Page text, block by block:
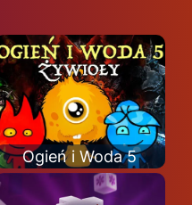
Ogień i Woda 5